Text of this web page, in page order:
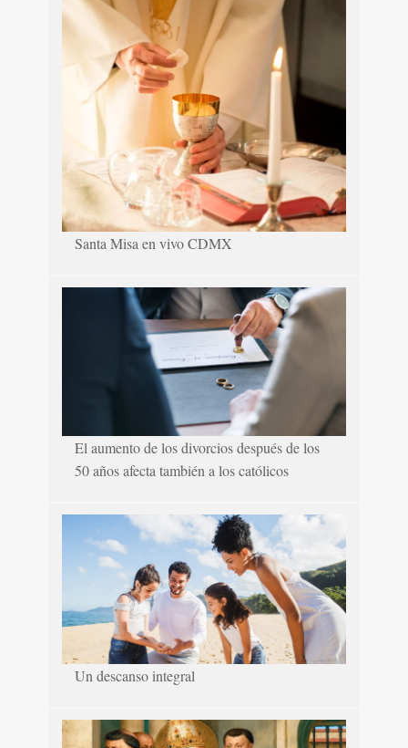
Santa Misa en vivo CDMX
El aumento de los divorcios después de los
50 años afecta también a los católicos
Un descanso integral